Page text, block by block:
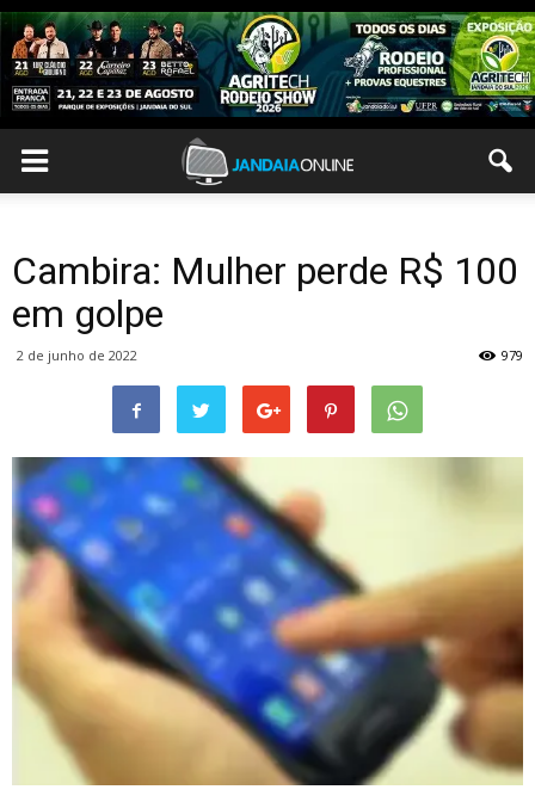
Cambira: Mulher perde R$ 100
em golpe
2 de junho de 2022 979